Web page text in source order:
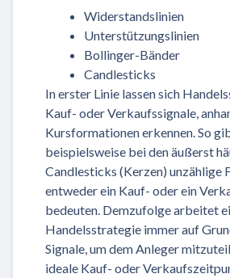
Widerstandslinien
Unterstützungslinien
Bollinger-Bänder
Candlesticks
In erster Linie lassen sich
Kauf- oder Verkaufssignale,
Kursformationen erkennen. So
beispielsweise bei den äußerst
Candlesticks (Kerzen) unzählige
entweder ein Kauf- oder ein
bedeuten. Demzufolge arbeitet
Handelsstrategie immer auf
Signale, um dem Anleger
ideale Kauf- oder